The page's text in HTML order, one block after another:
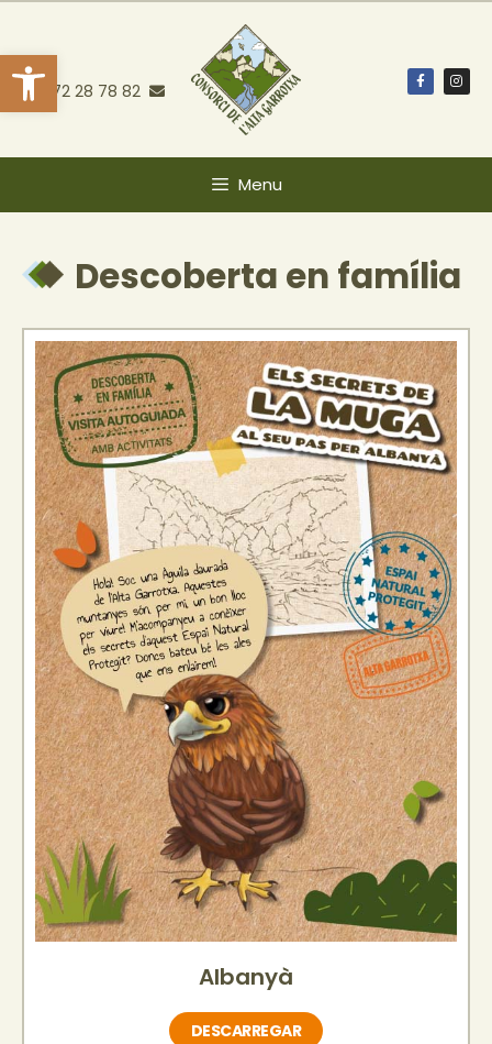
Obre la barra d'eines
972 28 78 82
Menu
Descoberta en família
Albanyà
DESCARREGAR